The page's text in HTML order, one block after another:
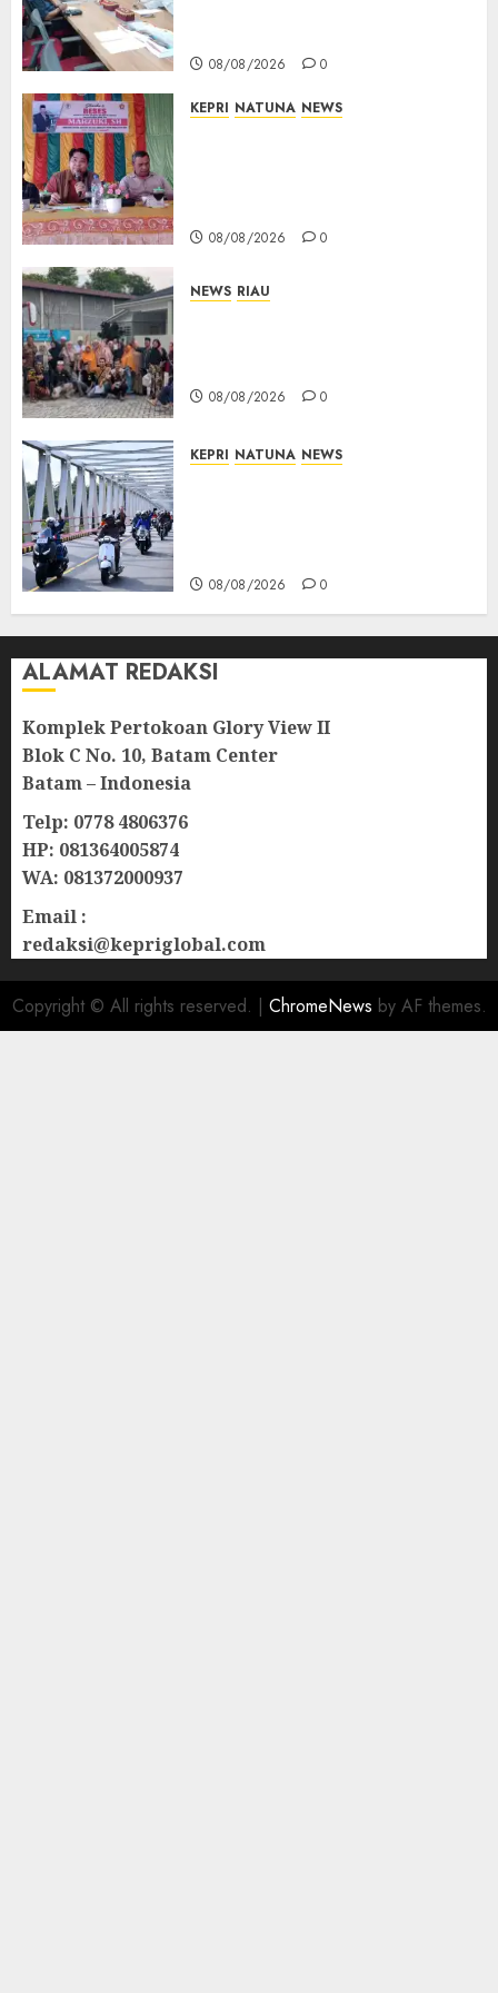
08/08/2026 0
KEPRI NATUNA NEWS
08/08/2026 0
NEWS RIAU
08/08/2026 0
KEPRI NATUNA NEWS
08/08/2026 0
ALAMAT REDAKSI
Komplek Pertokoan Glory View II
Blok C No. 10, Batam Center
Batam – Indonesia
Telp: 0778 4806376
HP: 081364005874
WA: 081372000937
Email :
redaksi@kepriglobal.com
Copyright © All rights reserved. | ChromeNews by AF themes.